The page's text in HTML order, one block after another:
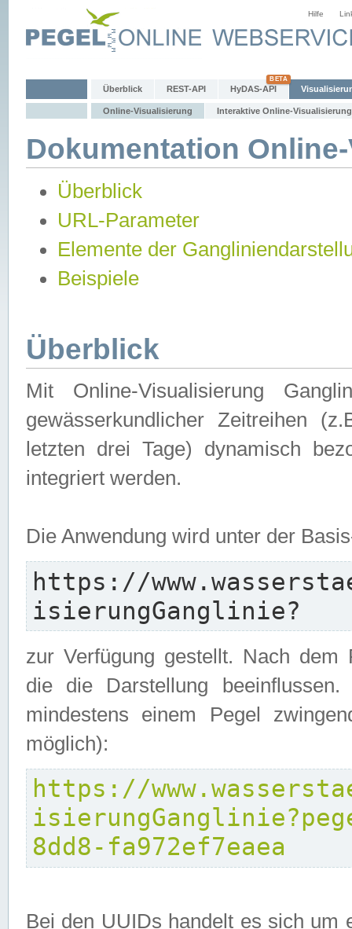
Hilfe
Überblick REST-API HyDAS-API
Online-Visualisierung Interaktive Online-Visualisierung
Dokumentation
Überblick
URL-Parameter
Elemente der
Beispiele
Überblick
Mit Online-Visualisierung
gewässerkundlicher Zeitreihen
letzten drei Tage) dynamisch
integriert werden.
Die Anwendung wird unter der
https://
isierungGanglinie?
zur Verfügung gestellt. Nach dem
die die Darstellung
mindestens einem Pegel
möglich):
https://
8dd8-fa972ef7eaea
Bei den UUIDs handelt es sich um